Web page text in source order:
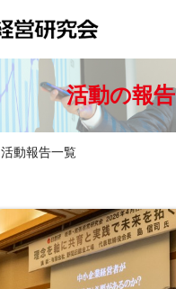
活動の報告
活動報告一覧